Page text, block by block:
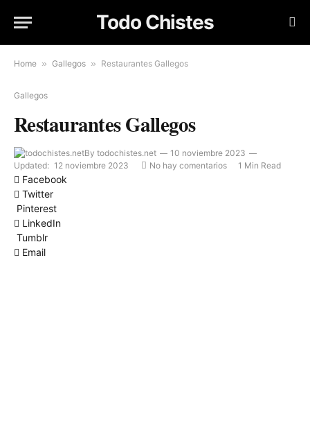
Todo Chistes
Home » Gallegos » Restaurantes Gallegos
Gallegos
Restaurantes Gallegos
By todochistes.net
10 noviembre 2023
Updated: 12 noviembre 2023 No hay comentarios 1 Min Read
Facebook
Twitter
Pinterest
LinkedIn
Tumblr
Email